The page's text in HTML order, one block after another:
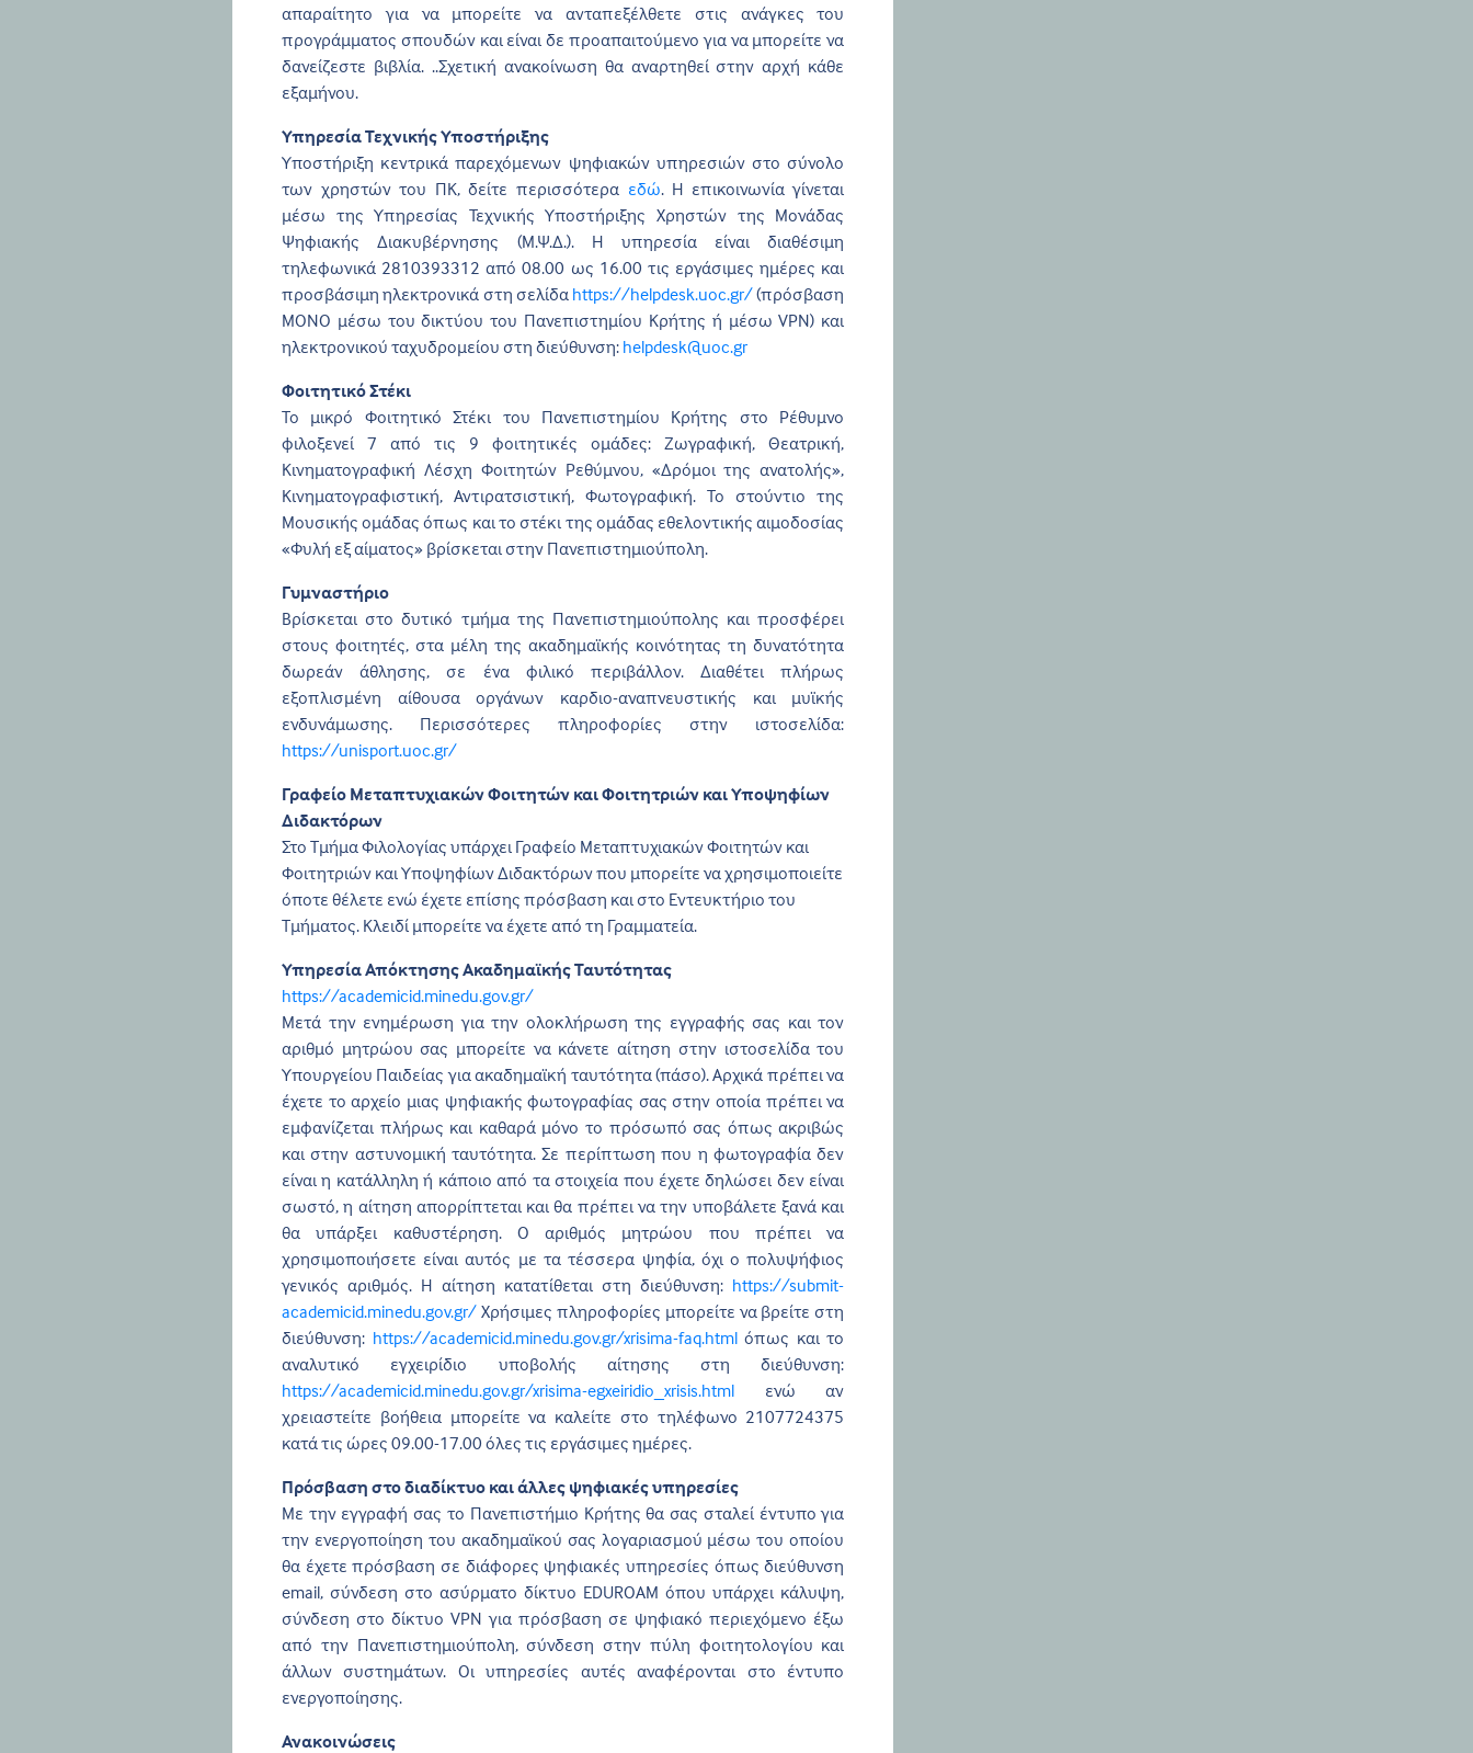
απαραίτητο για να μπορείτε να ανταπεξέλθετε στις ανάγκες του
προγράμματος σπουδών και είναι δε προαπαιτούμενο για να μπορείτε να
δανείζεστε βιβλία. ..Σχετική ανακοίνωση θα αναρτηθεί στην αρχή κάθε
εξαμήνου.
Υπηρεσία Τεχνικής Υποστήριξης
Υποστήριξη κεντρικά παρεχόμενων ψηφιακών υπηρεσιών στο σύνολο
των χρηστών του ΠΚ, δείτε περισσότερα εδώ. Η επικοινωνία γίνεται
μέσω της Υπηρεσίας Τεχνικής Υποστήριξης Χρηστών της Μονάδας
Ψηφιακής Διακυβέρνησης (Μ.Ψ.Δ.). H υπηρεσία είναι διαθέσιμη
τηλεφωνικά 2810393312 από 08.00 ως 16.00 τις εργάσιμες ημέρες και
προσβάσιμη ηλεκτρονικά στη σελίδα https://helpdesk.uoc.gr/(πρόσβαση
ΜΟΝΟ μέσω του δικτύου του Πανεπιστημίου Κρήτης ή μέσω VPN) και
ηλεκτρονικού ταχυδρομείου στη διεύθυνση: helpdesk@uoc.gr
Φοιτητικό Στέκι
Το μικρό Φοιτητικό Στέκι του Πανεπιστημίου Κρήτης στο Ρέθυμνο
φιλοξενεί 7 από τις 9 φοιτητικές ομάδες: Ζωγραφική, Θεατρική,
Κινηματογραφική Λέσχη Φοιτητών Ρεθύμνου, «Δρόμοι της ανατολής»,
Κινηματογραφιστική, Αντιρατσιστική, Φωτογραφική. Το στούντιο της
Μουσικής ομάδας όπως και το στέκι της ομάδας εθελοντικής αιμοδοσίας
«Φυλή εξ αίματος» βρίσκεται στην Πανεπιστημιούπολη.
Γυμναστήριο
Βρίσκεται στο δυτικό τμήμα της Πανεπιστημιούπολης και προσφέρει
στους φοιτητές, στα μέλη της ακαδημαϊκής κοινότητας τη δυνατότητα
δωρεάν άθλησης, σε ένα φιλικό περιβάλλον. Διαθέτει πλήρως
εξοπλισμένη αίθουσα οργάνων καρδιο-αναπνευστικής και μυϊκής
ενδυνάμωσης. Περισσότερες πληροφορίες στην ιστοσελίδα:
https://unisport.uoc.gr/
Γραφείο Μεταπτυχιακών Φοιτητών και Φοιτητριών και Υποψηφίων
Διδακτόρων
Στο Τμήμα Φιλολογίας υπάρχει Γραφείο Μεταπτυχιακών Φοιτητών και
Φοιτητριών και Υποψηφίων Διδακτόρων που μπορείτε να χρησιμοποιείτε
όποτε θέλετε ενώ έχετε επίσης πρόσβαση και στο Εντευκτήριο του
Τμήματος. Κλειδί μπορείτε να έχετε από τη Γραμματεία.
Υπηρεσία Απόκτησης Ακαδημαϊκής Ταυτότητας
https://academicid.minedu.gov.gr/
Μετά την ενημέρωση για την ολοκλήρωση της εγγραφής σας και τον
αριθμό μητρώου σας μπορείτε να κάνετε αίτηση στην ιστοσελίδα του
Υπουργείου Παιδείας για ακαδημαϊκή ταυτότητα (πάσο). Αρχικά πρέπει να
έχετε το αρχείο μιας ψηφιακής φωτογραφίας σας στην οποία πρέπει να
εμφανίζεται πλήρως και καθαρά μόνο το πρόσωπό σας όπως ακριβώς
και στην αστυνομική ταυτότητα. Σε περίπτωση που η φωτογραφία δεν
είναι η κατάλληλη ή κάποιο από τα στοιχεία που έχετε δηλώσει δεν είναι
σωστό, η αίτηση απορρίπτεται και θα πρέπει να την υποβάλετε ξανά και
θα υπάρξει καθυστέρηση. Ο αριθμός μητρώου που πρέπει να
χρησιμοποιήσετε είναι αυτός με τα τέσσερα ψηφία, όχι ο πολυψήφιος
γενικός αριθμός. Η αίτηση κατατίθεται στη διεύθυνση: https://submit-
academicid.minedu.gov.gr/Χρήσιμες πληροφορίες μπορείτε να βρείτε στη
διεύθυνση: https://academicid.minedu.gov.gr/xrisima-faq.htmlόπως και το
αναλυτικό εγχειρίδιο υποβολής αίτησης στη διεύθυνση:
https://academicid.minedu.gov.gr/xrisima-egxeiridio_xrisis.htmlενώ αν
χρειαστείτε βοήθεια μπορείτε να καλείτε στο τηλέφωνο 2107724375
κατά τις ώρες 09.00-17.00 όλες τις εργάσιμες ημέρες.
Πρόσβαση στο διαδίκτυο και άλλες ψηφιακές υπηρεσίες
Με την εγγραφή σας το Πανεπιστήμιο Κρήτης θα σας σταλεί έντυπο για
την ενεργοποίηση του ακαδημαϊκού σας λογαριασμού μέσω του οποίου
θα έχετε πρόσβαση σε διάφορες ψηφιακές υπηρεσίες όπως διεύθυνση
email, σύνδεση στο ασύρματο δίκτυο EDUROAM όπου υπάρχει κάλυψη,
σύνδεση στο δίκτυο VPN για πρόσβαση σε ψηφιακό περιεχόμενο έξω
από την Πανεπιστημιούπολη, σύνδεση στην πύλη φοιτητολογίου και
άλλων συστημάτων. Οι υπηρεσίες αυτές αναφέρονται στο έντυπο
ενεργοποίησης.
Ανακοινώσεις